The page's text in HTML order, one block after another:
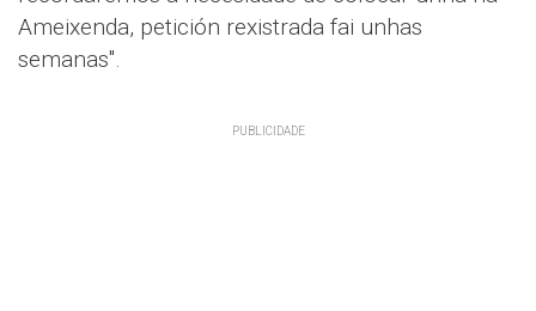
Ameixenda, petición rexistrada fai unhas
semanas".